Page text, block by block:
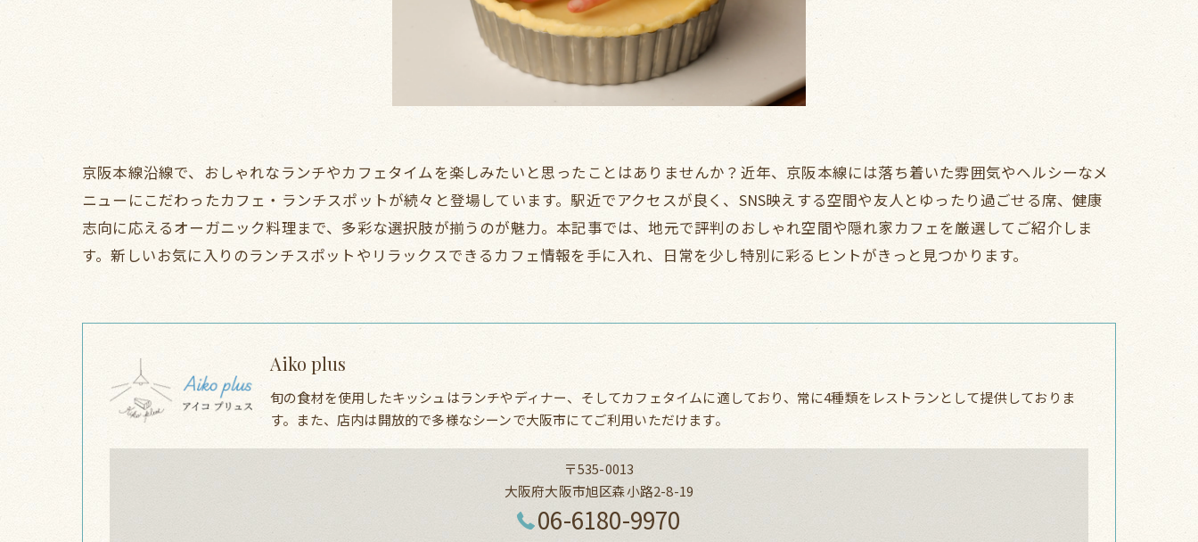
京阪本線沿線で、おしゃれなランチやカフェタイムを楽しみたいと思ったことはありませんか？近年、京阪本線には落ち着いた雰囲気やヘルシーなメ
ニューにこだわったカフェ・ランチスポットが続々と登場しています。駅近でアクセスが良く、SNS映えする空間や友人とゆったり過ごせる席、健康
志向に応えるオーガニック料理まで、多彩な選択肢が揃うのが魅力。本記事では、地元で評判のおしゃれ空間や隠れ家カフェを厳選してご紹介しま
す。新しいお気に入りのランチスポットやリラックスできるカフェ情報を手に入れ、日常を少し特別に彩るヒントがきっと見つかります。
Aiko plus
旬の食材を使用したキッシュはランチやディナー、そしてカフェタイムに適しており、常に4種類をレストランとして提供しておりま
す。また、店内は開放的で多様なシーンで大阪市にてご利用いただけます。
〒535-0013
大阪府大阪市旭区森小路2-8-19
06-6180-9970